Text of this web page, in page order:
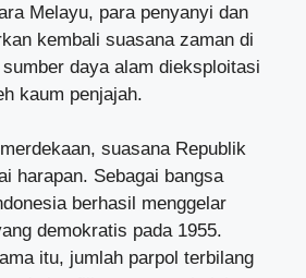
Melayu, para penyanyi dan
kembali suasana zaman di
daya alam dieksploitasi
kaum penjajah.
suasana Republik
harapan. Sebagai bangsa
berhasil menggelar
demokratis pada 1955.
itu, jumlah parpol terbilang